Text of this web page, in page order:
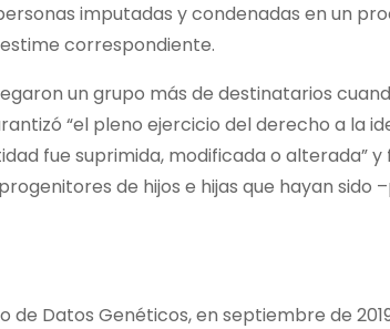
imputadas y condenadas en un
correspondiente.
un grupo más de destinatarios
“el pleno ejercicio del derecho a la
fue suprimida, modificada o alterada” y
de hijos e hijas que hayan sido
Datos Genéticos, en septiembre de